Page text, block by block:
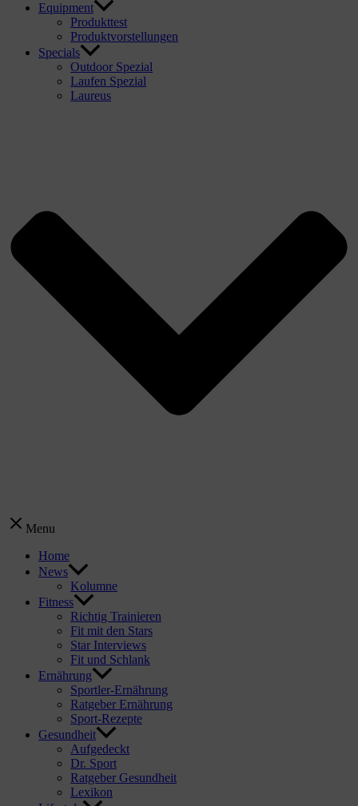
Equipment
Produkttest
Produktvorstellungen
Specials
Outdoor Spezial
Laufen Spezial
Laureus
Menu
Home
News
Kolumne
Fitness
Richtig Trainieren
Fit mit den Stars
Star Interviews
Fit und Schlank
Ernährung
Sportler-Ernährung
Ratgeber Ernährung
Sport-Rezepte
Gesundheit
Aufgedeckt
Dr. Sport
Ratgeber Gesundheit
Lexikon